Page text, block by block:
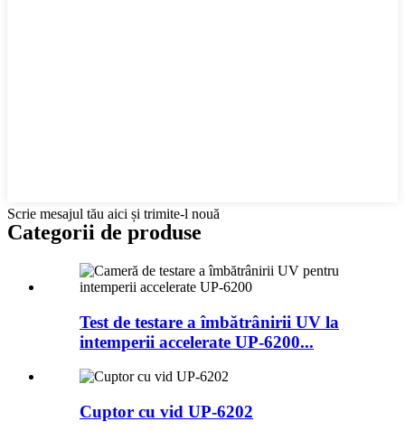
Scrie mesajul tău aici și trimite-l nouă
Categorii de produse
Test de testare a îmbătrânirii UV la
intemperii accelerate UP-6200...
Cuptor cu vid UP-6202